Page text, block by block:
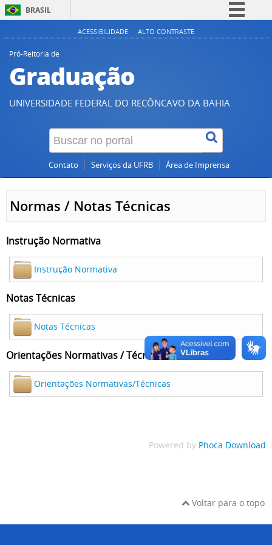
BRASIL
Simplifique!
Legislação
Canais
ACESSIBILIDADE ALTO CONTRASTE
Pró-Reitoria de
Graduação
UNIVERSIDADE FEDERAL DO RECÔNCAVO DA BAHIA
Contato Serviços da UFRB Área de Imprensa
Normas / Notas Técnicas
Instrução Normativa
Instrução Normativa
Notas Técnicas
Notas Técnicas
Orientações Normativas / Técnicas
Orientações Normativas/Técnicas
Powered by Phoca Download
Voltar para o topo